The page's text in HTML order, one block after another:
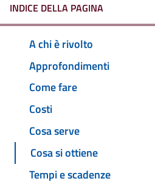
INDICE DELLA PAGINA
A chi è rivolto
Approfondimenti
Come fare
Costi
Cosa serve
Cosa si ottiene
Tempi e scadenze